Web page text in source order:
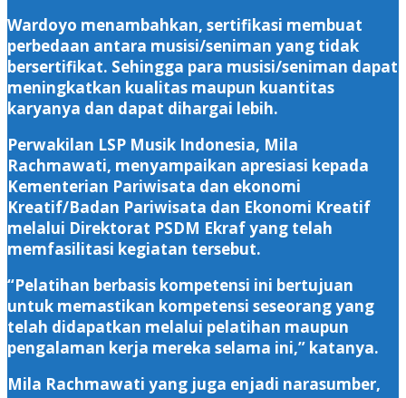
Wardoyo menambahkan, sertifikasi membuat
perbedaan antara musisi/seniman yang tidak
bersertifikat. Sehingga para musisi/seniman dapat
meningkatkan kualitas maupun kuantitas
karyanya dan dapat dihargai lebih.
Perwakilan LSP Musik Indonesia, Mila
Rachmawati, menyampaikan apresiasi kepada
Kementerian Pariwisata dan ekonomi
Kreatif/Badan Pariwisata dan Ekonomi Kreatif
melalui Direktorat PSDM Ekraf yang telah
memfasilitasi kegiatan tersebut.
“Pelatihan berbasis kompetensi ini bertujuan
untuk memastikan kompetensi seseorang yang
telah didapatkan melalui pelatihan maupun
pengalaman kerja mereka selama ini,” katanya.
Mila Rachmawati yang juga enjadi narasumber,